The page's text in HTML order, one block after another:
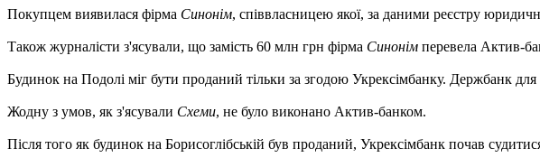
Покупцем виявилася фірма Синонім, співвласницею якої, за даними реєстру
Також журналісти з'ясували, що замість 60 млн грн фірма Синонім перевела Актив-
Будинок на Подолі міг бути проданий тільки за згодою Укрексімбанку. Держбанк
Жодну з умов, як з'ясували Схеми, не було виконано Актив-банком.
Після того як будинок на Борисоглібській був проданий, Укрексімбанк почав